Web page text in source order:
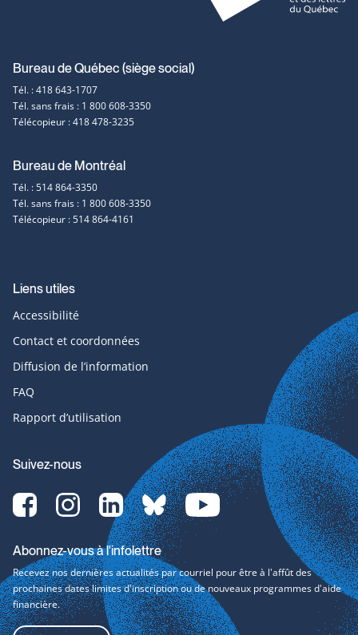
Coordonnées
et
contact
Bureau de Québec (siège social)
Tél. : 418 643-1707
Tél. sans frais : 1 800 608-3350
Télécopieur : 418 478-3235
Bureau de Montréal
Tél. : 514 864-3350
Tél. sans frais : 1 800 608-3350
Télécopieur : 514 864-4161
Liens utiles
Accessibilité
Contact et coordonnées
Diffusion de l’information
FAQ
Rapport d’utilisation
Suivez-nous
Facebook-
svg
Instagram-
svg
LinkedIn-
svg
bluesky-
svg
YouTube-
svg
Abonnez-vous à l'infolettre
Recevez nos dernières actualités par courriel pour être à l'affût des
prochaines dates limites d'inscription ou de nouveaux programmes d'aide
financière.